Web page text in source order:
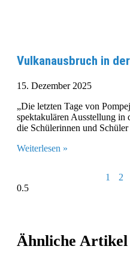
Vulkanausbruch in
15. Dezember 2025
„Die letzten Tage von
spektakulären Ausstellung in
die Schülerinnen und
Weiterlesen »
1 2
Ähnliche Artikel